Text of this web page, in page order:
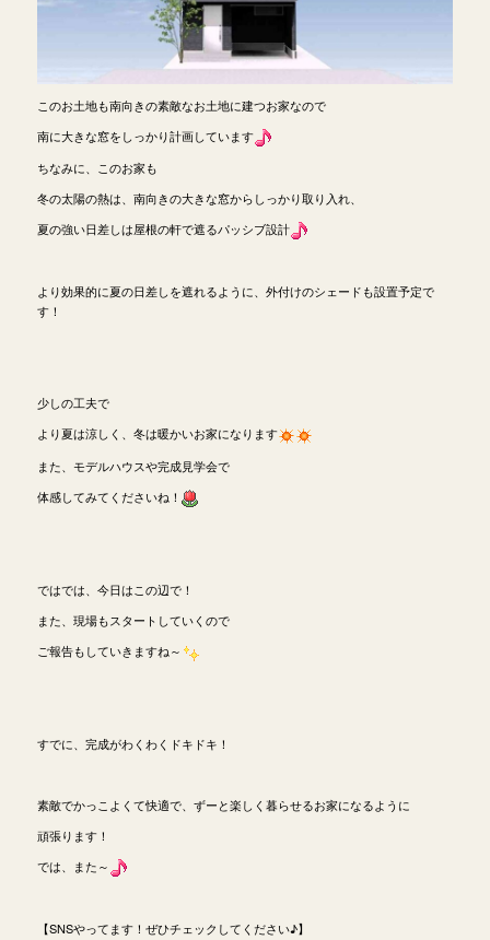
このお土地も南向きの素敵なお土地に建つお家なので
南に大きな窓をしっかり計画しています
ちなみに、このお家も
冬の太陽の熱は、南向きの大きな窓からしっかり取り入れ、
夏の強い日差しは屋根の軒で遮るパッシブ設計
より効果的に夏の日差しを遮れるように、外付けのシェードも設置予定で
す！
少しの工夫で
より夏は涼しく、冬は暖かいお家になります
また、モデルハウスや完成見学会で
体感してみてくださいね！
ではでは、今日はこの辺で！
また、現場もスタートしていくので
ご報告もしていきますね～
すでに、完成がわくわくドキドキ！
素敵でかっこよくて快適で、ずーと楽しく暮らせるお家になるように
頑張ります！
では、また～
【SNSやってます！ぜひチェックしてください♪】